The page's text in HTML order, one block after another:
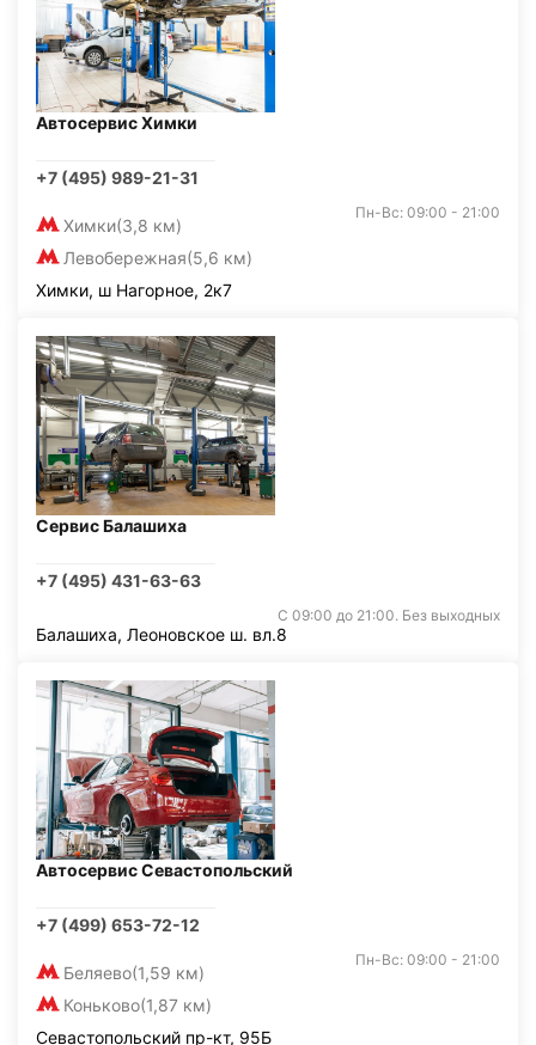
Автосервис Химки
+7 (495) 989-21-31
Химки(3,8 км)
Левобережная(5,6 км)
Пн-Вс: 09:00 - 21:00
Химки, ш Нагорное, 2к7
Сервис Балашиха
+7 (495) 431-63-63
С 09:00 до 21:00. Без выходных
Балашиха, Леоновское ш. вл.8
Автосервис Севастопольский
+7 (499) 653-72-12
Беляево(1,59 км)
Коньково(1,87 км)
Пн-Вс: 09:00 - 21:00
Севастопольский пр-кт, 95Б